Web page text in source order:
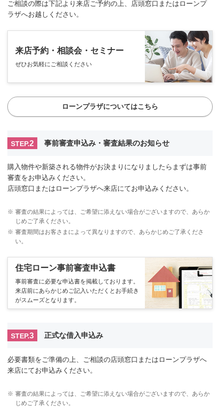
ご相談の際は下記より来店ご予約の上、店頭窓口またはローンプ
ラザへお越しください。
来店予約・相談会・セミナー
ぜひお気軽にご相談ください
ローンプラザについてはこちら
STEP.2 事前審査申込み・審査結果のお知らせ
購入物件や新築される物件がお決まりになりましたらまずは事前
審査をお申込みください。
店頭窓口またはローンプラザへ来店にてお申込みください。
※ 審査の結果によっては、ご希望に添えない場合がございますので、あらか
じめご了承ください。
※ 審査期間はお客さまによって異なりますので、あらかじめご了承くださ
い。
住宅ローン事前審査申込書
事前審査に必要な申込書を掲載しております。
来店前にあらかじめご記入いただくとお手続き
がスムーズとなります。
STEP.3 正式な借入申込み
必要書類をご準備の上、ご相談の店頭窓口またはローンプラザへ
来店にてお申込みください。
※ 審査の結果によっては、ご希望に添えない場合がございますので、あらか
じめご了承ください。